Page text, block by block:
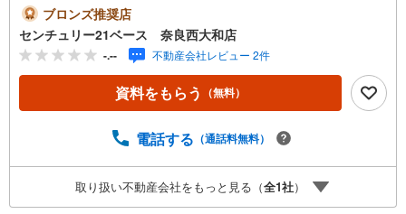
事終わりのお時間でもご見学可！・今から見たい！という
お声にもご対応できます！◇住宅ローンもお任せくださ
い！◇・提携銀行多数あり（地方銀行・都市銀行・信用金
庫etc）・優遇後適用金利 0.875％～（審査内容により異な
ります）--- ◇◇ Yahoo！不動産キャンペーン対象店舗 ◇◇
----当店で物件を成約いただくとPayPayボーナスライトが
象になります。「資料をもらう」「見学予約をする」から
のうえお問い合わせください。-----------------------------
ブロンズ推奨店
センチュリー21ベース 奈良西大和店
-.-- 不動産会社レビュー 2件
資料をもらう （無料）
電話する （通話料無料）
取り扱い不動産会社をもっと見る（全1社）